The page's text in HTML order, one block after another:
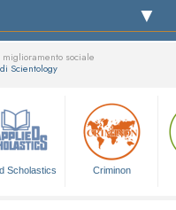
sociale
Scientology
Scholastics Criminon